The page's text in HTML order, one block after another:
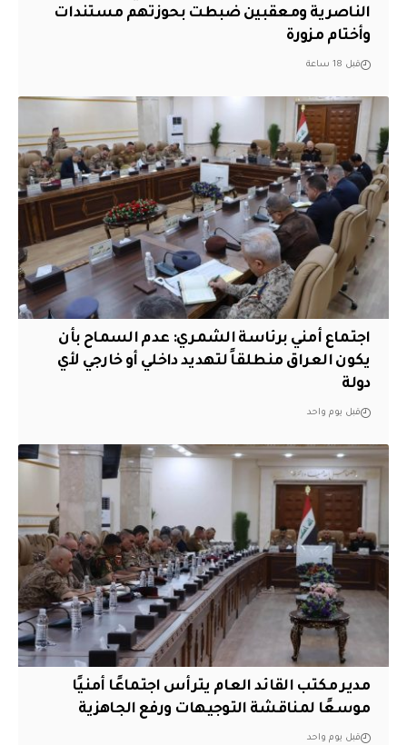
الناصرية ومعقبين ضبطت بحوزتهم مستندات
وأختام مزورة
قبل 18 ساعة
اجتماع أمني برئاسة الشمري: عدم السماح بأن
يكون العراق منطلقاً لتهديد داخلي أو خارجي لأي
دولة
قبل يوم واحد
مدير مكتب القائد العام يترأس اجتماعًا أمنيًا
موسعًا لمناقشة التوجيهات ورفع الجاهزية
قبل يوم واحد